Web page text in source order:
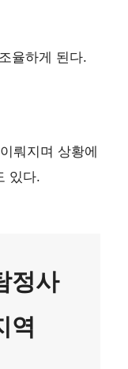
율하게 된다.
뤄지며 상황에
있다.
정사
역